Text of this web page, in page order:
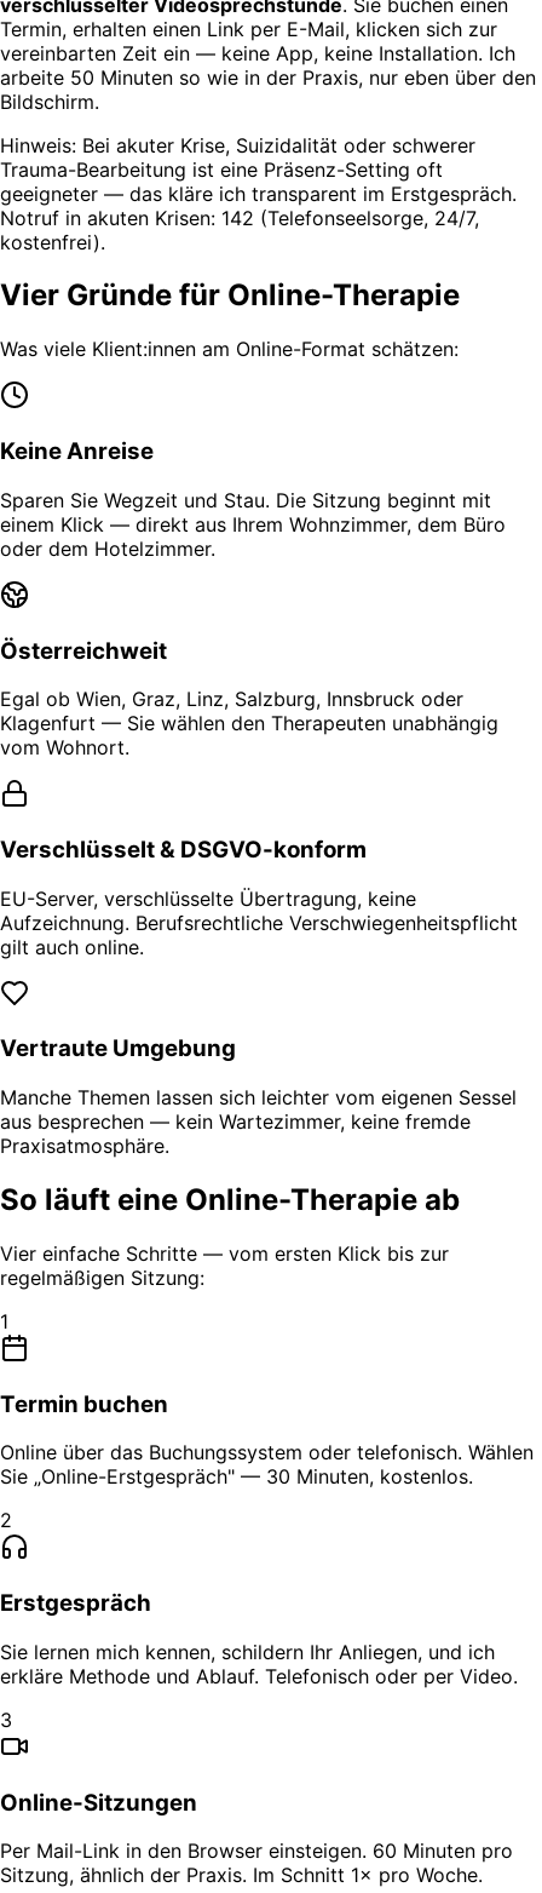
Termin, erhalten einen Link per E-Mail, klicken sich zur
vereinbarten Zeit ein — keine App, keine Installation. Ich
arbeite 50 Minuten so wie in der Praxis, nur eben über den
Bildschirm.
Hinweis: Bei akuter Krise, Suizidalität oder schwerer
Trauma-Bearbeitung ist eine Präsenz-Setting oft
geeigneter — das kläre ich transparent im Erstgespräch.
Notruf in akuten Krisen: 142 (Telefonseelsorge, 24/7,
kostenfrei).
Vier Gründe für Online-Therapie
Was viele Klient:innen am Online-Format schätzen:
Keine Anreise
Sparen Sie Wegzeit und Stau. Die Sitzung beginnt mit
einem Klick — direkt aus Ihrem Wohnzimmer, dem Büro
oder dem Hotelzimmer.
Österreichweit
Egal ob Wien, Graz, Linz, Salzburg, Innsbruck oder
Klagenfurt — Sie wählen den Therapeuten unabhängig
vom Wohnort.
Verschlüsselt & DSGVO-konform
EU-Server, verschlüsselte Übertragung, keine
Aufzeichnung. Berufsrechtliche Verschwiegenheitspflicht
gilt auch online.
Vertraute Umgebung
Manche Themen lassen sich leichter vom eigenen Sessel
aus besprechen — kein Wartezimmer, keine fremde
Praxisatmosphäre.
So läuft eine Online-Therapie ab
Vier einfache Schritte — vom ersten Klick bis zur
regelmäßigen Sitzung:
1
Termin buchen
Online über das Buchungssystem oder telefonisch. Wählen
Sie „Online-Erstgespräch" — 30 Minuten, kostenlos.
2
Erstgespräch
Sie lernen mich kennen, schildern Ihr Anliegen, und ich
erkläre Methode und Ablauf. Telefonisch oder per Video.
3
Online-Sitzungen
Per Mail-Link in den Browser einsteigen. 60 Minuten pro
Sitzung, ähnlich der Praxis. Im Schnitt 1× pro Woche.